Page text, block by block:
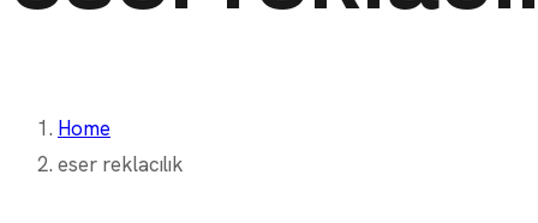
Home
eser reklacılık